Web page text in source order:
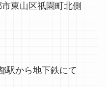
東山区祇園町北側
駅から地下鉄にて